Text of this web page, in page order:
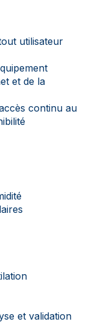
utilisateur
et de la
continu au
et validation